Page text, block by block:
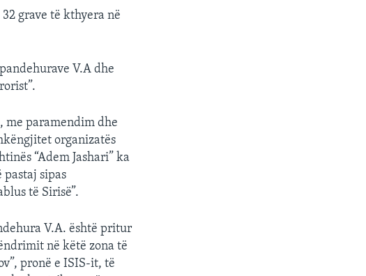
grave të kthyera në
V.A dhe
me paramendim dhe
organizatës
“Adem Jashari” ka
sipas
të Sirisë”.
V.A. është pritur
në këtë zona të
pronë e ISIS-it, të